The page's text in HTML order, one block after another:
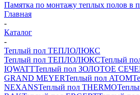
Памятка по монтажу теплых полов в
Главная
-
Каталог
-
Теплый пол ТЕПЛОЛЮКС
Теплый пол ТЕПЛОЛЮКСТеплый
IQWATTТеплый пол ЗОЛОТОЕ
GRAND MEYERТеплый пол ATOM
NEXANSТеплый пол THERMO